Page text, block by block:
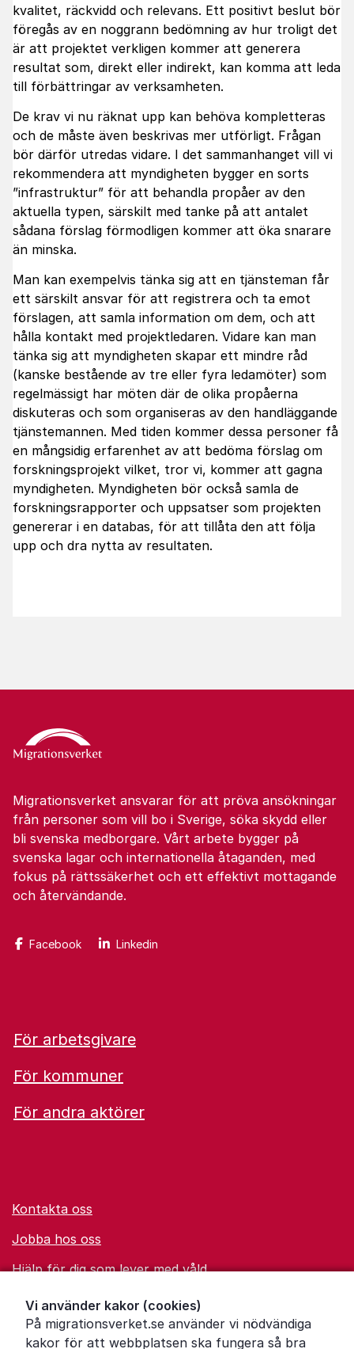
Vi använder kakor (cookies)
På migrationsverket.se använder vi nödvändiga
kakor för att webbplatsen ska fungera så bra
kvalitet, räckvidd och relevans. Ett positivt beslut bör
föregås av en noggrann bedömning av hur troligt det
är att projektet verkligen kommer att generera
resultat som, direkt eller indirekt, kan komma att leda
till förbättringar av verksamheten.
De krav vi nu räknat upp kan behöva kompletteras
och de måste även beskrivas mer utförligt. Frågan
bör därför utredas vidare. I det sammanhanget vill vi
rekommendera att myndigheten bygger en sorts
”infrastruktur” för att behandla propåer av den
aktuella typen, särskilt med tanke på att antalet
sådana förslag förmodligen kommer att öka snarare
än minska.
Man kan exempelvis tänka sig att en tjänsteman får
ett särskilt ansvar för att registrera och ta emot
förslagen, att samla information om dem, och att
hålla kontakt med projektledaren. Vidare kan man
tänka sig att myndigheten skapar ett mindre råd
(kanske bestående av tre eller fyra ledamöter) som
regelmässigt har möten där de olika propåerna
diskuteras och som organiseras av den handläggande
tjänstemannen. Med tiden kommer dessa personer få
en mångsidig erfarenhet av att bedöma förslag om
forskningsprojekt vilket, tror vi, kommer att gagna
myndigheten. Myndigheten bör också samla de
forskningsrapporter och uppsatser som projekten
genererar i en databas, för att tillåta den att följa
upp och dra nytta av resultaten.
Migrationsverket ansvarar för att pröva ansökningar
från personer som vill bo i Sverige, söka skydd eller
bli svenska medborgare. Vårt arbete bygger på
svenska lagar och internationella åtaganden, med
fokus på rättssäkerhet och ett effektivt mottagande
och återvändande.
Facebook Linkedin
För arbetsgivare
För kommuner
För andra aktörer
Kontakta oss
Jobba hos oss
Hjälp för dig som lever med våld
Ordförklaringar
Om Migrationsverket